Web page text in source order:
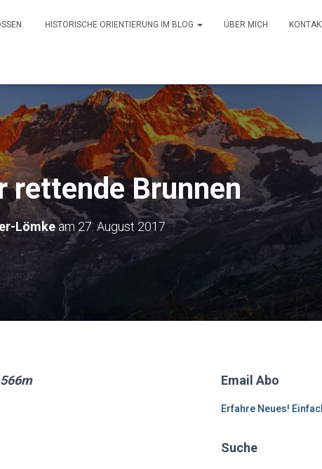
HISTORISCHE ORIENTIERUNG IM BLOG ÜBER MICH
rettende Brunnen
Lömkeam 27. August 2017
Email Abo
Erfahre Neues!
Suche